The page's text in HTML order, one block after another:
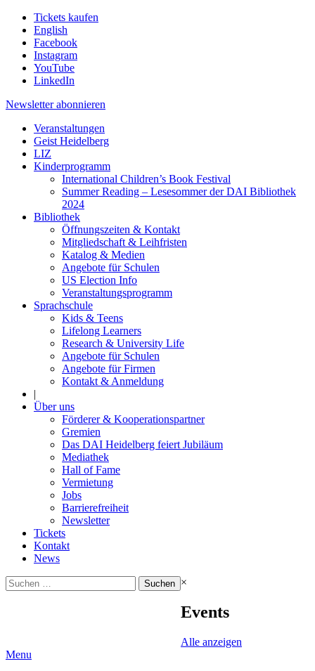
Tickets kaufen
English
Facebook
Instagram
YouTube
LinkedIn
Newsletter abonnieren
Veranstaltungen
Geist Heidelberg
LIZ
Kinderprogramm
International Children’s Book Festival
Summer Reading – Lesesommer der DAI Bibliothek
2024
Bibliothek
Öffnungszeiten & Kontakt
Mitgliedschaft & Leihfristen
Katalog & Medien
Angebote für Schulen
US Election Info
Veranstaltungsprogramm
Sprachschule
Kids & Teens
Lifelong Learners
Research & University Life
Angebote für Schulen
Angebote für Firmen
Kontakt & Anmeldung
|
Über uns
Förderer & Kooperationspartner
Gremien
Das DAI Heidelberg feiert Jubiläum
Mediathek
Hall of Fame
Vermietung
Jobs
Barrierefreiheit
Newsletter
Tickets
Kontakt
News
Suchen
nach:
×
Events
Alle anzeigen
Menu